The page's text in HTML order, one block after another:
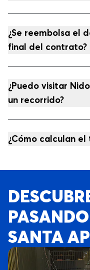
¿Se reembolsa el
final del contrato?
¿Puedo visitar
un recorrido?
¿Cómo calculan
SANTA